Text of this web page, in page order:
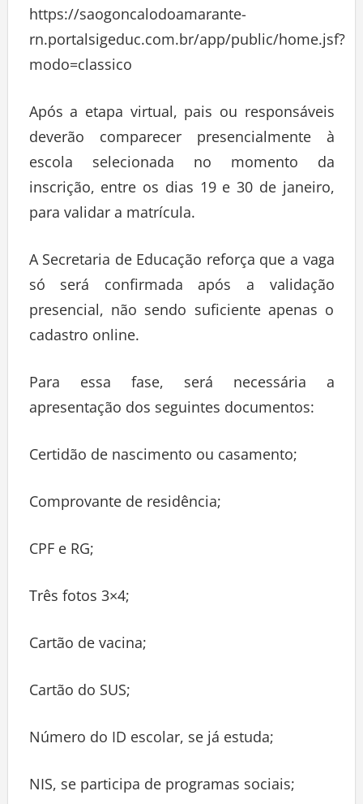
https://saogoncalodoamarante-
rn.portalsigeduc.com.br/app/public/home.jsf?
modo=classico
Após a etapa virtual, pais ou responsáveis
deverão comparecer presencialmente à
escola selecionada no momento da
inscrição, entre os dias 19 e 30 de janeiro,
para validar a matrícula.
A Secretaria de Educação reforça que a vaga
só será confirmada após a validação
presencial, não sendo suficiente apenas o
cadastro online.
Para essa fase, será necessária a
apresentação dos seguintes documentos:
Certidão de nascimento ou casamento;
Comprovante de residência;
CPF e RG;
Três fotos 3×4;
Cartão de vacina;
Cartão do SUS;
Número do ID escolar, se já estuda;
NIS, se participa de programas sociais;